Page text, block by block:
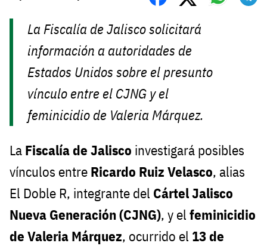
La Fiscalía de Jalisco solicitará
información a autoridades de
Estados Unidos sobre el presunto
vínculo entre el CJNG y el
feminicidio de Valeria Márquez.
La Fiscalía de Jalisco investigará posibles
vínculos entre Ricardo Ruiz Velasco, alias
El Doble R, integrante del Cártel Jalisco
Nueva Generación (CJNG), y el feminicidio
de Valeria Márquez, ocurrido el 13 de